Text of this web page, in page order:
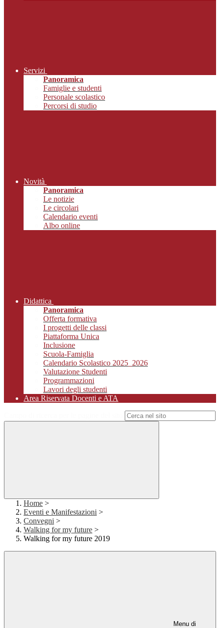
Servizi
Panoramica
Famiglie e studenti
Personale scolastico
Percorsi di studio
Novità
Panoramica
Le notizie
Le circolari
Calendario eventi
Albo online
Didattica
Panoramica
Offerta formativa
I progetti delle classi
Piattaforma Unica
Inclusione
Scuola-Famiglia
Calendario Scolastico 2025_2026
Valutazione Studenti
Programmazioni
Lavori degli studenti
Area Riservata Docenti e ATA
Home >
Eventi e Manifestazioni >
Convegni >
Walking for my future >
Walking for my future 2019
Menu di